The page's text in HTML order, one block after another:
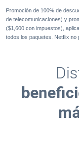
Promoción de 100% de
de telecomunicaciones) y
($1,600 con impuestos),
todos los paquetes. Netflix no